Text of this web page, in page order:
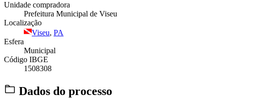
Unidade compradora
Prefeitura Municipal de Viseu
Localização
Viseu, PA
Esfera
Municipal
Código IBGE
1508308
Dados do processo